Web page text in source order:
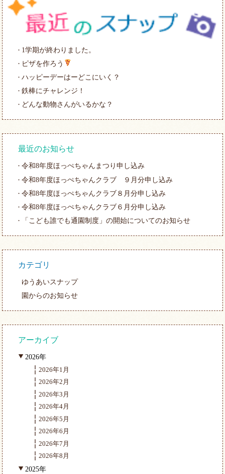
1学期が終わりました。
ピザを作ろう
ハッピーデーはーどこにいく？
鉄棒にチャレンジ！
どんな動物さんがいるかな？
最近のお知らせ
令和8年度ほっぺちゃんまつり申し込み
令和8年度ほっぺちゃんクラブ ９月分申し込み
令和8年度ほっぺちゃんクラブ８月分申し込み
令和8年度ほっぺちゃんクラブ６月分申し込み
「こども誰でも通園制度」の開始についてのお知らせ
カテゴリ
ゆうあいスナップ
園からのお知らせ
アーカイブ
2026年
2026年1月
2026年2月
2026年3月
2026年4月
2026年5月
2026年6月
2026年7月
2026年8月
2025年